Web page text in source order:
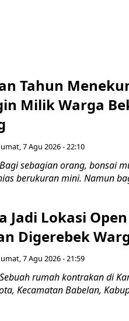
Tahun
Milik Warga
7 Agu 2026 - 22:10
sebagian orang, bonsai
berukuran mini. Namun
Jadi Lokasi
Digerebek
7 Agu 2026 - 21:59
rumah kontrakan di
Kecamatan Babelan,